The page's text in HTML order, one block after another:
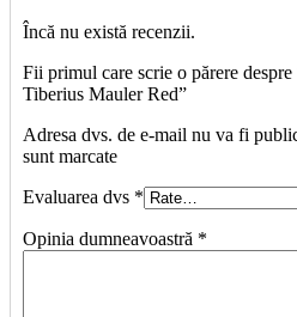
Încă nu există recenzii.
Fii primul care scrie o părere
Tiberius Mauler Red”
Adresa dvs. de e-mail nu va fi
sunt marcate
Evaluarea dvs *
Opinia dumneavoastră *